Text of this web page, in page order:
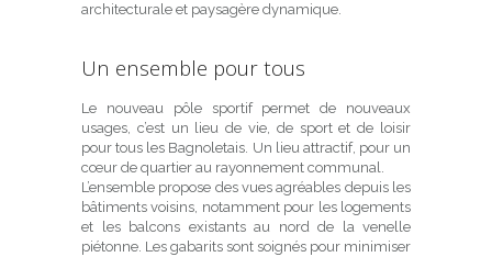
architecturale et paysagère dynamique.
Un ensemble pour tous
Le nouveau pôle sportif permet de nouveaux
usages, c’est un lieu de vie, de sport et de loisir
pour tous les Bagnoletais. Un lieu attractif, pour un
cœur de quartier au rayonnement communal.
L’ensemble propose des vues agréables depuis les
bâtiments voisins, notamment pour les logements
et les balcons existants au nord de la venelle
piétonne. Les gabarits sont soignés pour minimiser